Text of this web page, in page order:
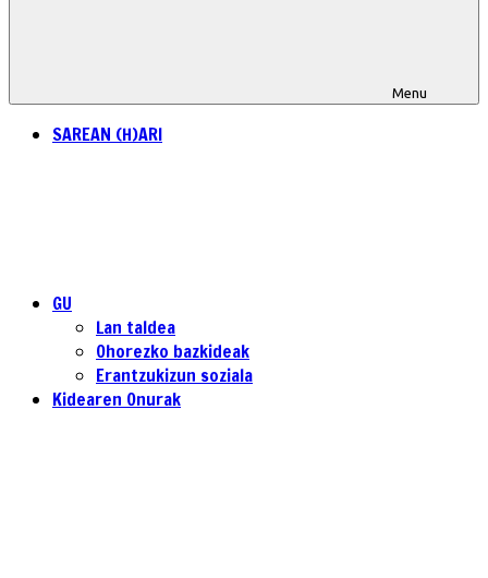
Menu
SAREAN (H)ARI
GU
Lan taldea
Ohorezko bazkideak
Erantzukizun soziala
Kidearen Onurak